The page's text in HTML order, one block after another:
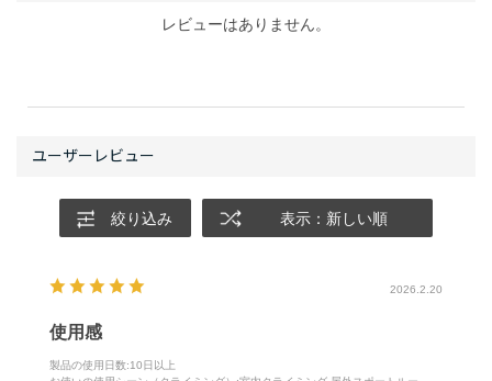
絞り込み 表示：新しい順
2026.2.20
使用感
製品の使用日数:10日以上
レビューはありません。